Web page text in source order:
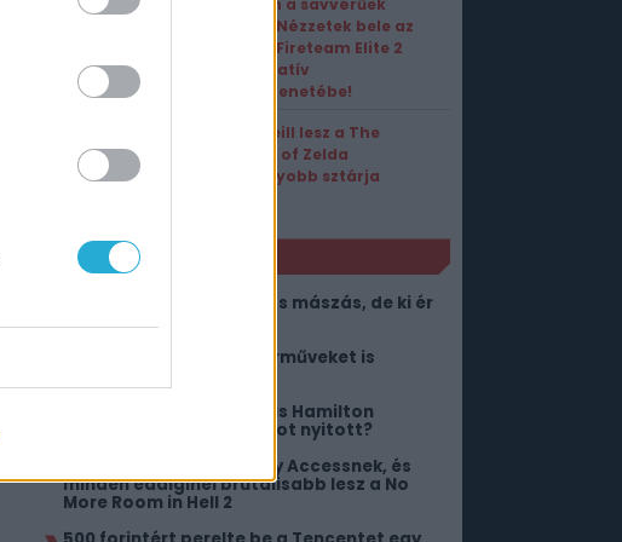
Négyen a savvérűek
ellen – Nézzetek bele az
Aliens: Fireteam Elite 2
kooperatív
játékmenetébe!
Sam Neill lesz a The
Legend of Zelda
legnagyobb sztárja
AJÁNLÓ
Jön az utolsó nagy közös mászás, de ki ér
fel előbb a csúcsra?
Autós versenyzést és járműveket is
És az megvan, hogy Lewis Hamilton
gyűjtögetős kártya boltot nyitott?
Két év után vége az Early Accessnek, és
minden eddiginél brutálisabb lesz a No
More Room in Hell 2